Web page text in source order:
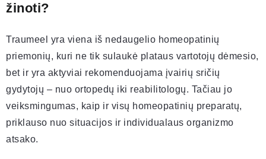
žinoti?
Traumeel yra viena iš nedaugelio homeopatinių
priemonių, kuri ne tik sulaukė plataus vartotojų dėmesio,
bet ir yra aktyviai rekomenduojama įvairių sričių
gydytojų – nuo ortopedų iki reabilitologų. Tačiau jo
veiksmingumas, kaip ir visų homeopatinių preparatų,
priklauso nuo situacijos ir individualaus organizmo
atsako.